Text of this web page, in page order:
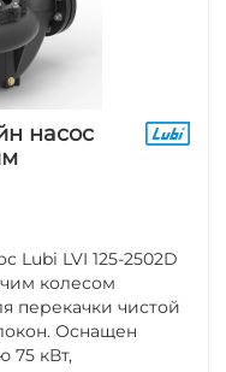
насос
Lubi LVI 125-2502D
колесом
перекачки чистой
Оснащен
75 кВт,